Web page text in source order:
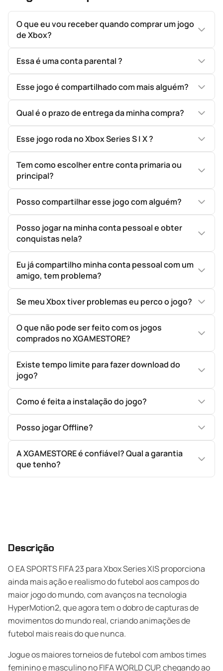
O que eu vou receber quando comprar um jogo
de Xbox?
Essa é uma conta parental ?
Esse jogo é compartilhado com mais alguém?
Qual é o prazo de entrega da minha compra?
Esse jogo roda no Xbox Series S | X ?
Tem como escolher entre conta primaria ou
principal?
Posso compartilhar esse jogo com alguém?
Posso jogar na minha conta pessoal e obter
conquistas nela?
Eu já compartilho minha conta pessoal com um
amigo, tem problema?
Se meu Xbox tiver problemas eu perco o jogo?
O que não pode ser feito com os jogos
comprados no XGAMESTORE?
Existe tempo limite para fazer download do
jogo?
Como é feita a instalação do jogo?
Posso jogar Offline?
A XGAMESTORE é confiável? Qual a garantia
que tenho?
Descrição
O EA SPORTS FIFA 23 para Xbox Series X|S proporciona
ainda mais ação e realismo do futebol aos campos do
maior jogo do mundo, com avanços na tecnologia
HyperMotion2, que agora tem o dobro de capturas de
movimentos do mundo real, criando animações de
futebol mais reais do que nunca.
Jogue os maiores torneios de futebol com ambos times
feminino e masculino no FIFA WORLD CUP, chegando ao